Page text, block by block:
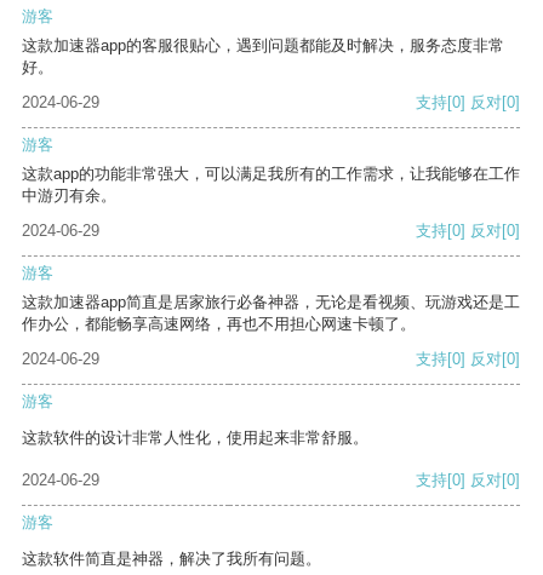
游客
这款加速器app的客服很贴心，遇到问题都能及时解决，服务态度非常
好。
2024-06-29
支持[0] 反对[0]
游客
这款app的功能非常强大，可以满足我所有的工作需求，让我能够在工作
中游刃有余。
2024-06-29
支持[0] 反对[0]
游客
这款加速器app简直是居家旅行必备神器，无论是看视频、玩游戏还是工
作办公，都能畅享高速网络，再也不用担心网速卡顿了。
2024-06-29
支持[0] 反对[0]
游客
这款软件的设计非常人性化，使用起来非常舒服。
2024-06-29 支持[0] 反对[0]
游客
这款软件简直是神器，解决了我所有问题。